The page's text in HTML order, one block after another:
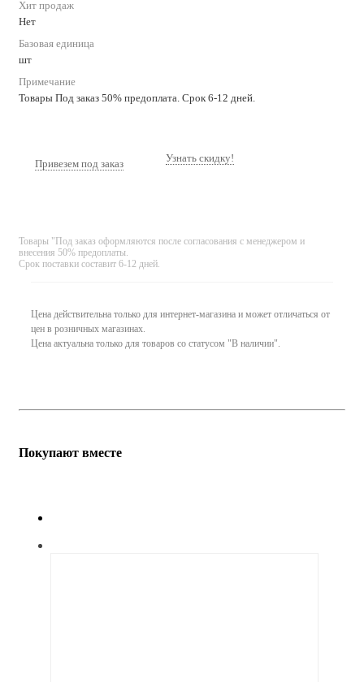
Хит продаж
Нет
Базовая единица
шт
Примечание
Товары Под заказ 50% предоплата. Срок 6-12 дней.
Привезем под заказ Узнать скидку!
Товары "Под заказ оформляются после согласования с менеджером и
внесения 50% предоплаты.
Срок поставки составит 6-12 дней.
Цена действительна только для интернет-магазина и может отличаться от
цен в розничных магазинах.
Цена актуальна только для товаров со статусом "В наличии".
Покупают вместе